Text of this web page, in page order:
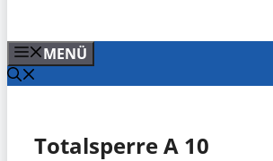
MENÜ
Totalsperre A 10